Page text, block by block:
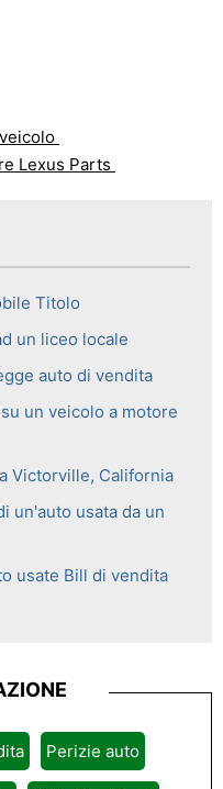
Lexus Parts
Titolo
un liceo locale
auto di vendita
un veicolo a motore
Victorville, California
un'auto usata da un
usate Bill di vendita
Perizie auto